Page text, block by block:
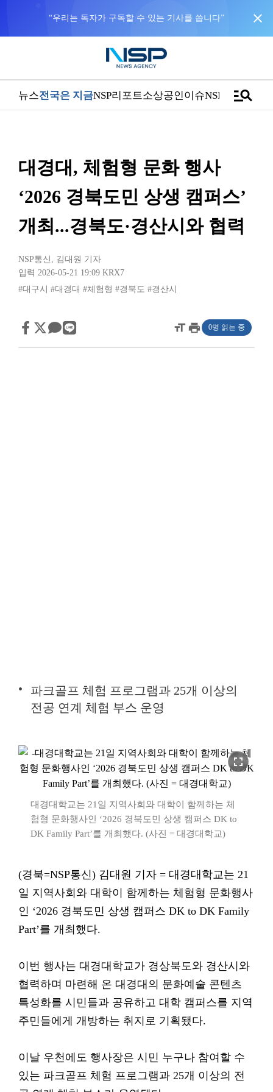
close
뉴스전국은 지금NSP리포트소상공인이슈NSPTVmanage_search
대경대, 체험형 문화 행사
‘2026 경북도민 상생 캠퍼스’
개최...경북도·경산시와 협력
NSP통신 , 김대원 기자
입력 2026-05-21 19:09 KRX7
#대구시
#대경대 #체험형 #경북도 #경산시
format_sizeprint 0명 읽는 중
파크골프 체험 프로그램과 25개 이상의
전공 연계 체험 부스 운영
fullscreen
대경대학교는 21일 지역사회와 대학이 함께하는 체
험형 문화행사인 ‘2026 경북도민 상생 캠퍼스 DK to
DK Family Part’를 개최했다. (사진 = 대경대학교)
(경북=NSP통신) 김대원 기자 = 대경대학교는 21
일 지역사회와 대학이 함께하는 체험형 문화행사
인 ‘2026 경북도민 상생 캠퍼스 DK to DK Family
Part’를 개최했다.
이번 행사는 대경대학교가 경상북도와 경산시와
협력하며 마련해 온 대경대의 문화예술 콘텐츠
특성화를 시민들과 공유하고 대학 캠퍼스를 지역
주민들에게 개방하는 취지로 기획됐다.
이날 우천에도 행사장은 시민 누구나 참여할 수
있는 파크골프 체험 프로그램과 25개 이상의 전